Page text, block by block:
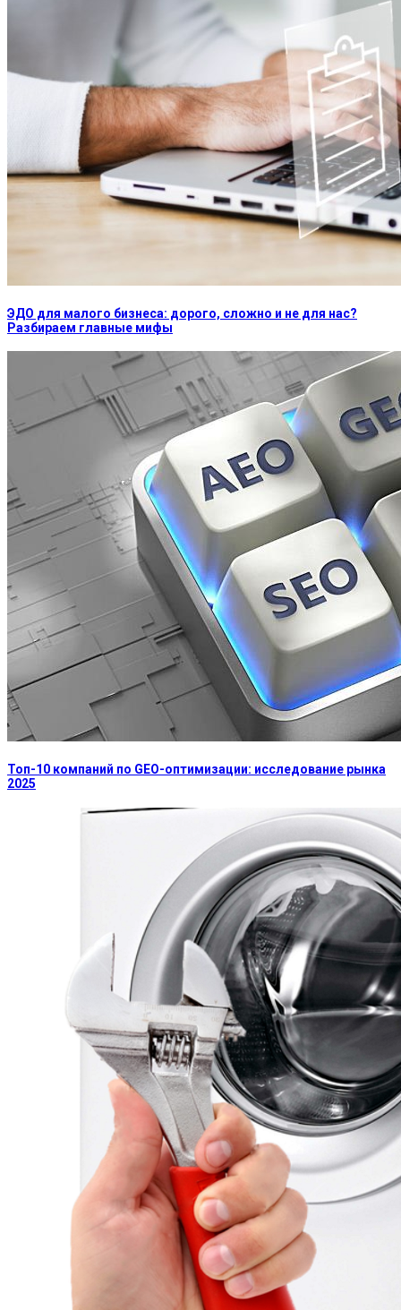
ЭДО для малого бизнеса: дорого, сложно и не для нас?
Разбираем главные мифы
Топ-10 компаний по GEO-оптимизации: исследование рынка
2025